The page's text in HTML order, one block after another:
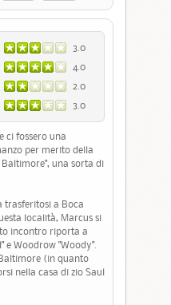
3.0
4.0
2.0
3.0
ci fossero una
per merito della
una sorta di
trasferitosi a Boca
località, Marcus si
incontro riporta a
e Woodrow "Woody".
(in quanto
nella casa di zio Saul